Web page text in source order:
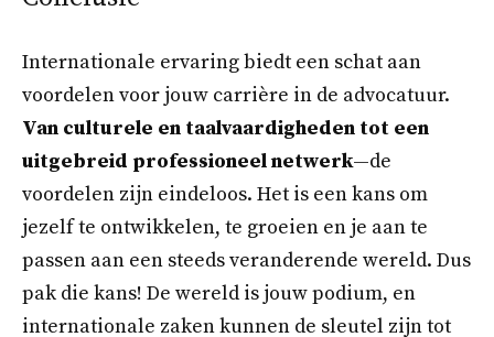
Internationale ervaring biedt een schat aan
voordelen voor jouw carrière in de advocatuur.
Van culturele en taalvaardigheden tot een
uitgebreid professioneel netwerk—de
voordelen zijn eindeloos. Het is een kans om
jezelf te ontwikkelen, te groeien en je aan te
passen aan een steeds veranderende wereld. Dus
pak die kans! De wereld is jouw podium, en
internationale zaken kunnen de sleutel zijn tot